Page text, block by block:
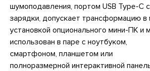
шумоподавления, портом USB Type-C
зарядки, допускает трансформацию в
установкой опционального мини-ПК и
использован в паре с ноутбуком,
смартфоном, планшетом или
полноразмерной интерактивной